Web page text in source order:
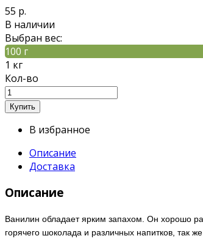
55 р.
В наличии
Выбран вес:
100 г
1 кг
Кол-во
В избранное
Описание
Доставка
Описание
Ванилин обладает ярким запахом. Он хорошо
горячего шоколада и различных напитков, так